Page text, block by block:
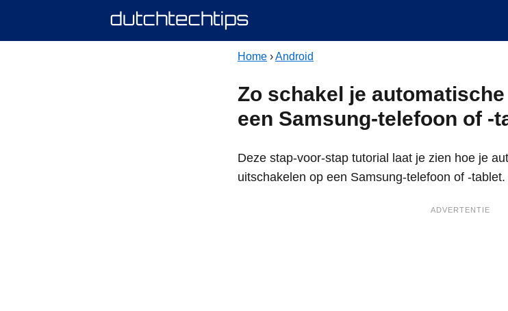
Home ›Android
Zo schakel je
een Samsung-telefoon of -
Deze stap-voor-stap tutorial laat je zien hoe je
uitschakelen op een Samsung-telefoon of -tablet.